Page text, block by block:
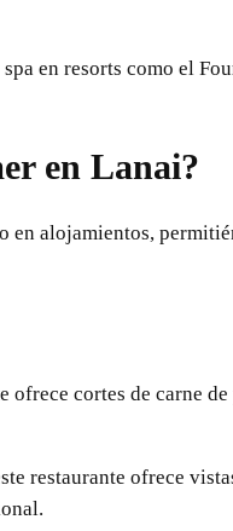
en resorts como el
en Lanai?
en alojamientos,
ofrece cortes de carne
restaurante ofrece